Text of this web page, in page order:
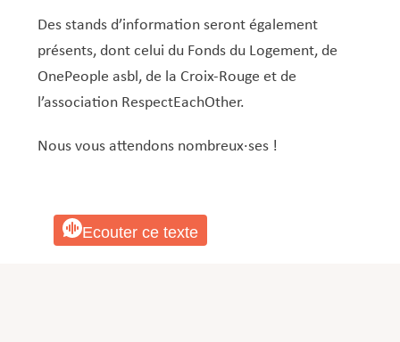
Des stands d’information seront également
présents, dont celui du Fonds du Logement, de
OnePeople asbl, de la Croix-Rouge et de
l’association RespectEachOther.
Nous vous attendons nombreux·ses !
Ecouter ce texte